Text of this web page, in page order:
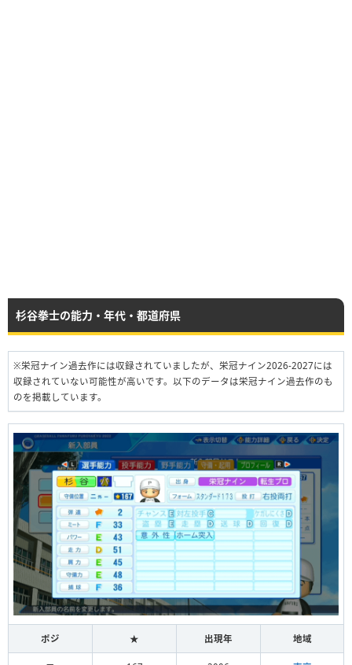
杉谷拳士の能力・年代・都道府県
※栄冠ナイン過去作には収録されていましたが、栄冠ナイン2026-2027には
収録されていない可能性が高いです。以下のデータは栄冠ナイン過去作のも
のを掲載しています。
ポジ ★ 出現年 地域